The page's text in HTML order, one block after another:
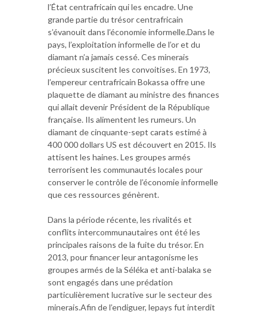
l’État centrafricain qui les encadre. Une
grande partie du trésor centrafricain
s’évanouit dans l’économie informelle.Dans le
pays, l’exploitation informelle de l’or et du
diamant n’a jamais cessé. Ces minerais
précieux suscitent les convoitises. En 1973,
l’empereur centrafricain Bokassa offre une
plaquette de diamant au ministre des finances
qui allait devenir Président de la République
française. Ils alimentent les rumeurs. Un
diamant de cinquante-sept carats estimé à
400 000 dollars US est découvert en 2015. Ils
attisent les haines. Les groupes armés
terrorisent les communautés locales pour
conserver le contrôle de l’économie informelle
que ces ressources génèrent.
Dans la période récente, les rivalités et
conflits intercommunautaires ont été les
principales raisons de la fuite du trésor. En
2013, pour financer leur antagonisme les
groupes armés de la Séléka et anti-balaka se
sont engagés dans une prédation
particulièrement lucrative sur le secteur des
minerais.Afin de l’endiguer, lepays fut interdit